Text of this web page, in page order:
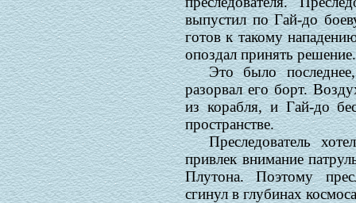
выпустил по Гай-до
готов к такому
опоздал принять
Это было
разорвал его борт.
из корабля, и Гай-до
пространстве.
Преследователь
привлек внимание
Плутона. Поэтому
сгинул в глубинах